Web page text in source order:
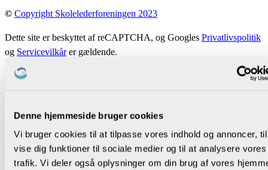
Denne hjemmeside bruger cookies
Vi bruger cookies til at tilpasse vores indhold og annoncer,
vise dig funktioner til sociale medier og til at analysere vores
trafik. Vi deler også oplysninger om din brug af vores
© Copyright Skolelederforeningen 2023
Dette site er beskyttet af reCAPTCHA, og Googles Privatlivspolitik
og Servicevilkårer gældende.